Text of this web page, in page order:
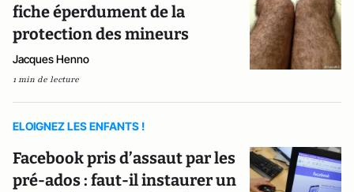
fiche éperdument de la
protection des mineurs
Jacques Henno
1 min de lecture
ELOIGNEZ LES ENFANTS !
Facebook pris d’assaut par les
pré-ados : faut-il instaurer un